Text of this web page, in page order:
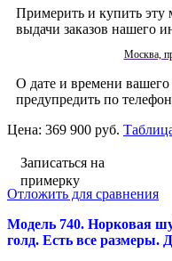
Примерить и купить эту
выдачи заказов нашего
Москва,
О дате и времени вашего
предупредить по
Цена: 369 900 руб.
Записаться на
примерку
Отложить для сравнения
Модель 740. Норковая
голд. Есть все размеры.